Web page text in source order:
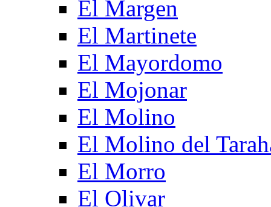
El Margen
El Martinete
El Mayordomo
El Mojonar
El Molino
El Molino del
El Morro
El Olivar